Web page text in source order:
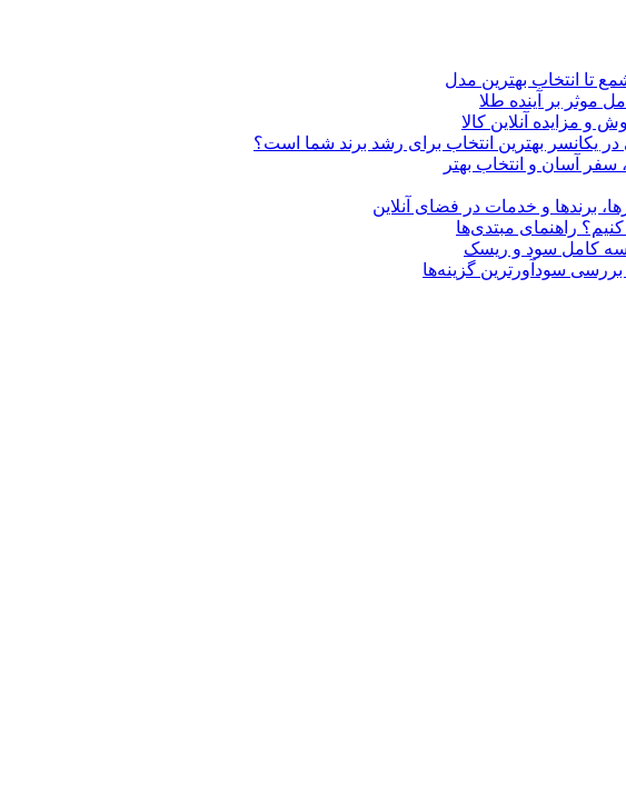
تا انتخاب بهترین مدل
و مزایده آنلاین کالا
در یکانسر بهترین انتخاب برای رشد برند شما است؟
سفر آسان و انتخاب بهتر
برندها و خدمات در فضای آنلاین
راهنمای مبتدی‌ها
کامل سود و ریسک